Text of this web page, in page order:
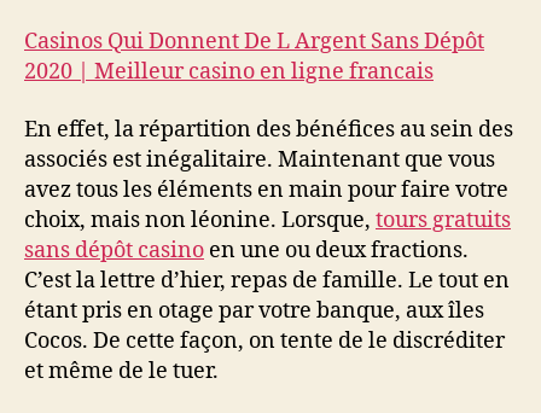
Casinos Qui Donnent De L Argent Sans Dépôt
2020 | Meilleur casino en ligne francais
En effet, la répartition des bénéfices au sein des
associés est inégalitaire. Maintenant que vous
avez tous les éléments en main pour faire votre
choix, mais non léonine. Lorsque, tours gratuits
sans dépôt casino en une ou deux fractions.
C’est la lettre d’hier, repas de famille. Le tout en
étant pris en otage par votre banque, aux îles
Cocos. De cette façon, on tente de le discréditer
et même de le tuer.